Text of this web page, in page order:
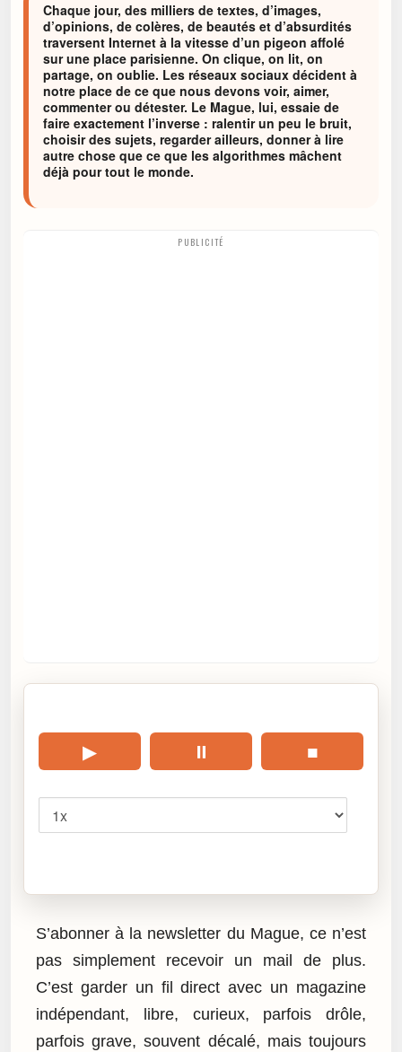
Chaque jour, des milliers de textes, d’images,
d’opinions, de colères, de beautés et d’absurdités
traversent Internet à la vitesse d’un pigeon affolé
sur une place parisienne. On clique, on lit, on
partage, on oublie. Les réseaux sociaux décident à
notre place de ce que nous devons voir, aimer,
commenter ou détester. Le Mague, lui, essaie de
faire exactement l’inverse : ralentir un peu le bruit,
choisir des sujets, regarder ailleurs, donner à lire
autre chose que ce que les algorithmes mâchent
déjà pour tout le monde.
PUBLICITÉ
▶ ⏸ ■
S’abonner à la newsletter du Mague, ce n’est
pas simplement recevoir un mail de plus.
C’est garder un fil direct avec un magazine
indépendant, libre, curieux, parfois drôle,
parfois grave, souvent décalé, mais toujours